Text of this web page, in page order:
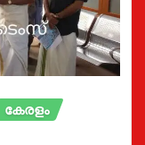
കേരളം